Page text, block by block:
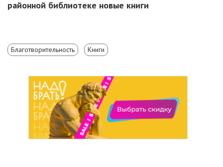
районной библиотеке новые книги
Благотворительность Книги